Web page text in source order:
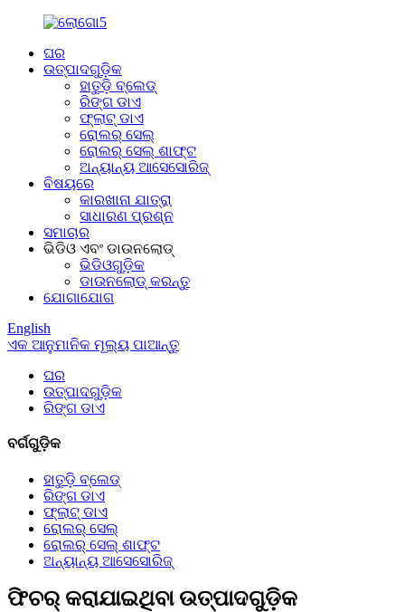
ଘର
ଉତ୍ପାଦଗୁଡ଼ିକ
ହାତୁଡ଼ି ବ୍ଲେଡ୍
ରିଙ୍ଗ ଡାଏ
ଫ୍ଲାଟ୍ ଡାଏ
ରୋଲର୍ ସେଲ୍
ରୋଲର୍ ସେଲ୍ ଶାଫ୍ଟ
ଅନ୍ୟାନ୍ୟ ଆସେସୋରିଜ୍
ବିଷୟରେ
କାରଖାନା ଯାତ୍ରା
ସାଧାରଣ ପ୍ରଶ୍ନ
ସମାଚାର
ଭିଡିଓ ଏବଂ ଡାଉନଲୋଡ୍
ଭିଡିଓଗୁଡ଼ିକ
ଡାଉନଲୋଡ୍ କରନ୍ତୁ
ଯୋଗାଯୋଗ
English
ଏକ ଆନୁମାନିକ ମୂଲ୍ୟ ପାଆନ୍ତୁ
ଘର
ଉତ୍ପାଦଗୁଡ଼ିକ
ରିଙ୍ଗ ଡାଏ
ବର୍ଗଗୁଡ଼ିକ
ହାତୁଡ଼ି ବ୍ଲେଡ୍
ରିଙ୍ଗ ଡାଏ
ଫ୍ଲାଟ୍ ଡାଏ
ରୋଲର୍ ସେଲ୍
ରୋଲର୍ ସେଲ୍ ଶାଫ୍ଟ
ଅନ୍ୟାନ୍ୟ ଆସେସୋରିଜ୍
ଫିଚର୍ କରାଯାଇଥିବା ଉତ୍ପାଦଗୁଡ଼ିକ